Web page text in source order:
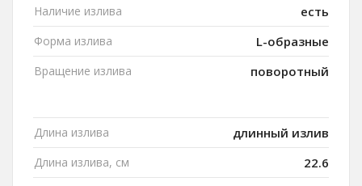
Наличие излива есть
Форма излива L-образные
Вращение излива поворотный
Длина излива длинный излив
Длина излива, см 22.6